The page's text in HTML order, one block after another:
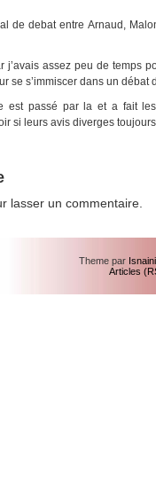
de debat entre Arnaud,
j’avais assez peu de temps
se s’immiscer dans un débat
est passé par la et a fait
si leurs avis diverges
lasser un commentaire.
Theme par
Articles